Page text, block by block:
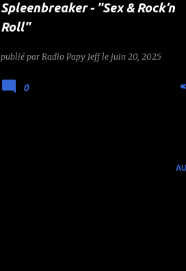
Spleenbreaker - "Sex & Rock’n
Roll"
publié par Radio Papy Jeff le juin 20, 2025
0